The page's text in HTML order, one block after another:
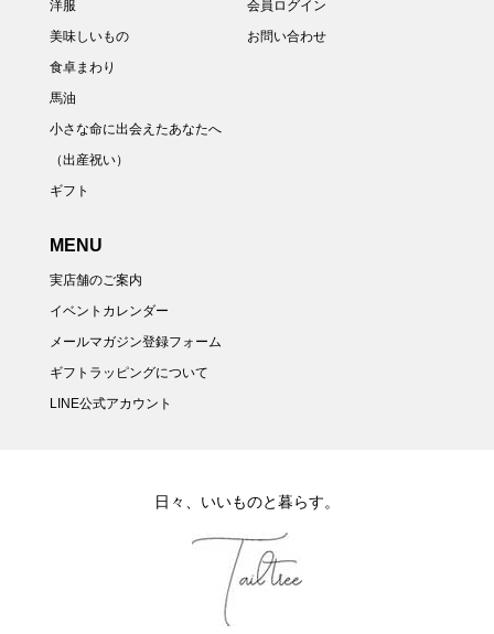
洋服
美味しいもの
食卓まわり
馬油
小さな命に出会えたあなたへ
（出産祝い）
ギフト
会員ログイン
お問い合わせ
MENU
実店舗のご案内
イベントカレンダー
メールマガジン登録フォーム
ギフトラッピングについて
LINE公式アカウント
日々、いいものと暮らす。